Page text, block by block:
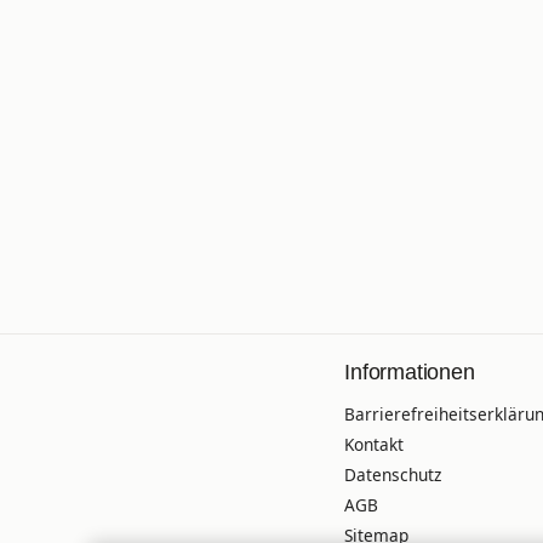
Informationen
Kontakt
Datenschutz
AGB
Sitemap